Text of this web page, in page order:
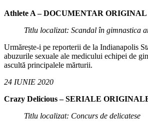
Athlete A – DOCUMENTAR
Titlu localizat: Scandal în gimnastica
Urmărește-i pe reporterii de la Indianapolis
abuzurile sexuale ale medicului echipei de
ascultă principalele mărturii.
24 IUNIE 2020
Crazy Delicious – SERIALE
Titlu localizat: Concurs de delicatese